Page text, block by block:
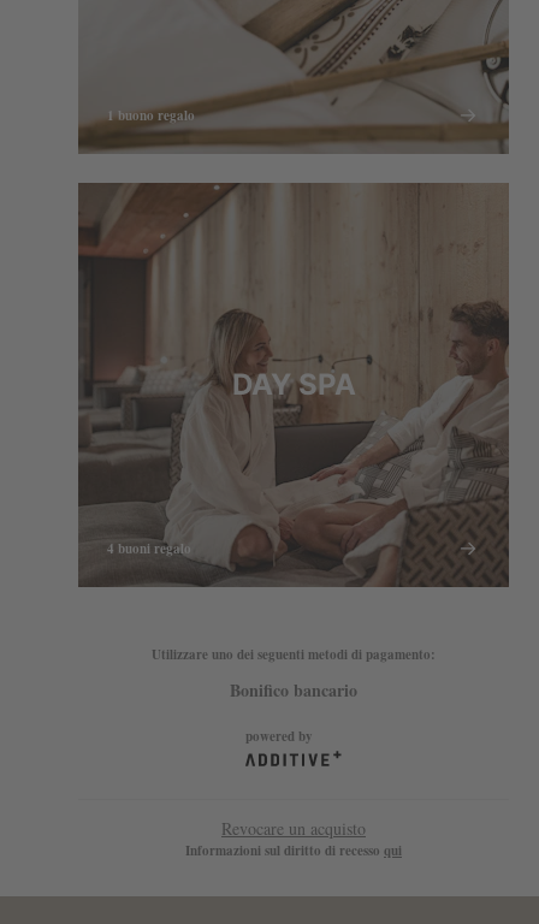
1 buono regalo
DAY SPA
4 buoni regalo
Utilizzare uno dei seguenti metodi di pagamento:
Bonifico bancario
powered by
Revocare un acquisto
Informazioni sul diritto di recesso qui